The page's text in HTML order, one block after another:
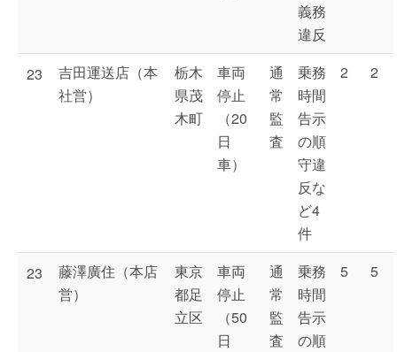
義務
違反
23
吉田運送店（本
社営）
栃木
県茂
木町
車両
停止
（20
日
車）
通
常
監
査
乗務
時間
告示
の順
守違
反な
ど4
件
2 2
23
藤澤廣住（本店
営）
東京
都足
立区
車両
停止
（50
日
通
常
監
査
乗務
時間
告示
の順
5 5